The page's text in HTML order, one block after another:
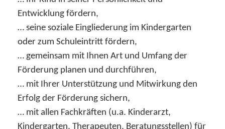
Entwicklung fördern,
… seine soziale Eingliederung im Kindergarten
oder zum Schuleintritt fördern,
… gemeinsam mit Ihnen Art und Umfang der
Förderung planen und durchführen,
… mit Ihrer Unterstützung und Mitwirkung den
Erfolg der Förderung sichern,
… mit allen Fachkräften (u.a. Kinderarzt,
Kindergarten, Therapeuten, Beratungsstellen) für